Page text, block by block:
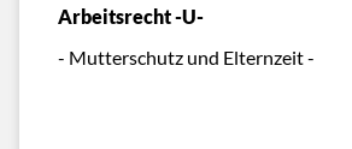
Arbeitsrecht -U-
- Mutterschutz und Elternzeit -